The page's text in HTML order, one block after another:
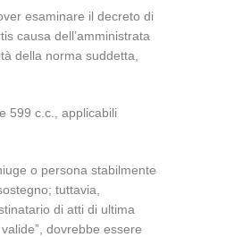
esaminare il decreto di
causa dell’amministrata
della norma suddetta,
599 c.c., applicabili
o persona stabilmente
tuttavia,
di atti di ultima
dovrebbe essere